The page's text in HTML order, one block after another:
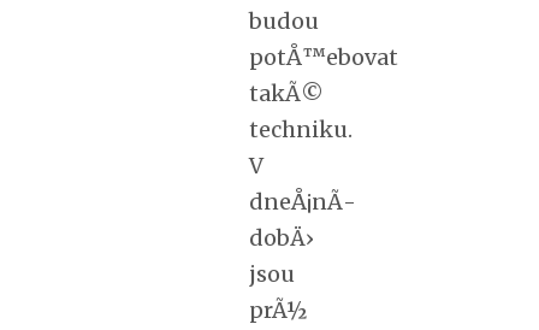
budou
potÅ™ebovat
takÃ©
techniku.
V
dneÅ¡nÃ­
dobÄ›
jsou
prÃ½